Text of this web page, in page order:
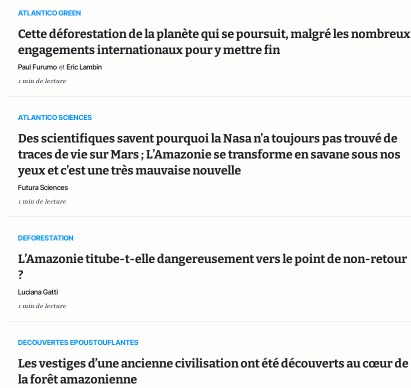
ATLANTICO GREEN
Cette déforestation de la planète qui se poursuit, malgré les nombreux
engagements internationaux pour y mettre fin
Paul Furumo et Eric Lambin
1 min de lecture
ATLANTICO SCIENCES
Des scientifiques savent pourquoi la Nasa n’a toujours pas trouvé de
traces de vie sur Mars ; L’Amazonie se transforme en savane sous nos
yeux et c’est une très mauvaise nouvelle
Futura Sciences
1 min de lecture
DEFORESTATION
L’Amazonie titube-t-elle dangereusement vers le point de non-retour
?
Luciana Gatti
1 min de lecture
DECOUVERTES EPOUSTOUFLANTES
Les vestiges d’une ancienne civilisation ont été découverts au cœur de
la forêt amazonienne